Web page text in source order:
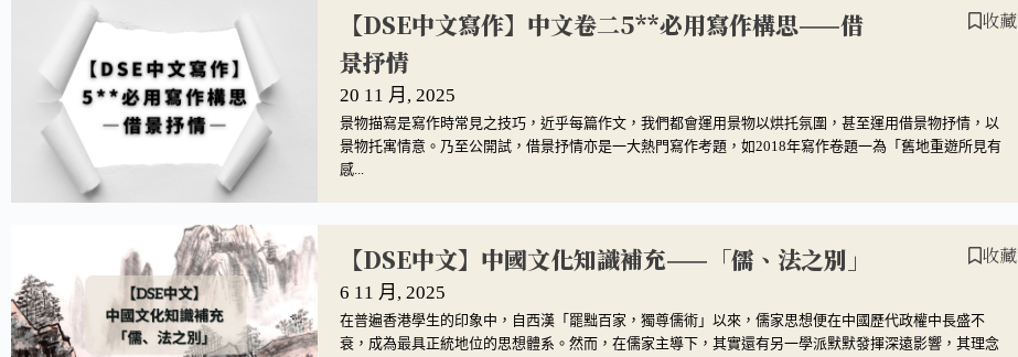
【DSE中文寫作】中文卷二5**必用寫作構思——借
景抒情
收藏
20 11 月, 2025
景物描寫是寫作時常見之技巧，近乎每篇作文，我們都會運用景物以烘托氛圍，甚至運用借景物抒情，以
景物托寓情意。乃至公開試，借景抒情亦是一大熱門寫作考題，如2018年寫作卷題一為「舊地重遊所見有
感...
【DSE中文】中國文化知識補充——「儒、法之別」 收藏
6 11 月, 2025
在普遍香港學生的印象中，自西漢「罷黜百家，獨尊儒術」以來，儒家思想便在中國歷代政權中長盛不
衰，成為最具正統地位的思想體系。然而，在儒家主導下，其實還有另一學派默默發揮深遠影響，其理念